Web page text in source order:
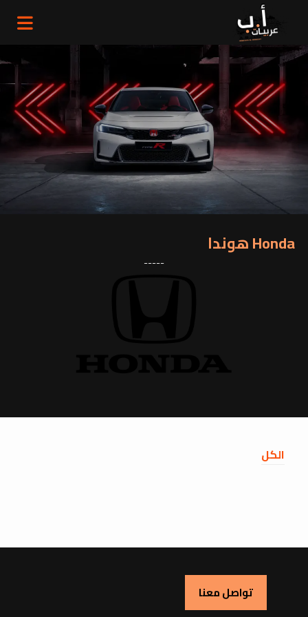
Honda هوندا
-----
الكل
تواصل معنا